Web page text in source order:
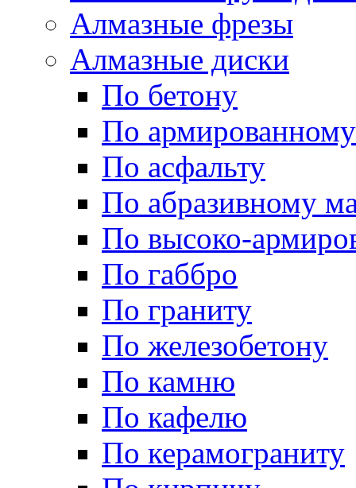
Алмазные фрезы
Алмазные диски
По бетону
По
По асфальту
По абразивному
По высоко-
По габбро
По граниту
По железобетону
По камню
По кафелю
По керамограниту